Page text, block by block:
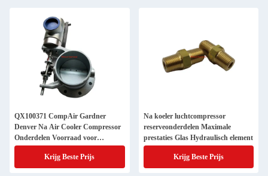
QX100371 CompAir Gardner
Denver Na Air Cooler Compressor
Onderdelen Voorraad voor
gebruikte
Krijg Beste Prijs
Na koeler luchtcompressor
reserveonderdelen Maximale
prestaties Glas Hydraulisch element
Krijg Beste Prijs